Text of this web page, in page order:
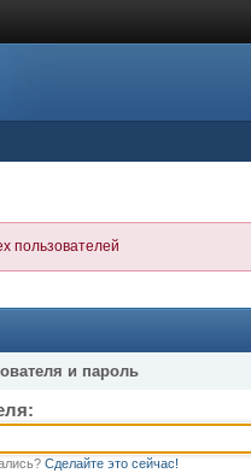
пользователей
и пароль
Сделайте это сейчас!